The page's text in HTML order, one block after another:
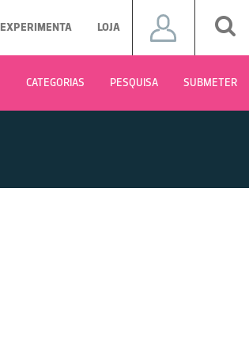
EXPERIMENTA LOJA
CATEGORIAS PESQUISA SUBMETER